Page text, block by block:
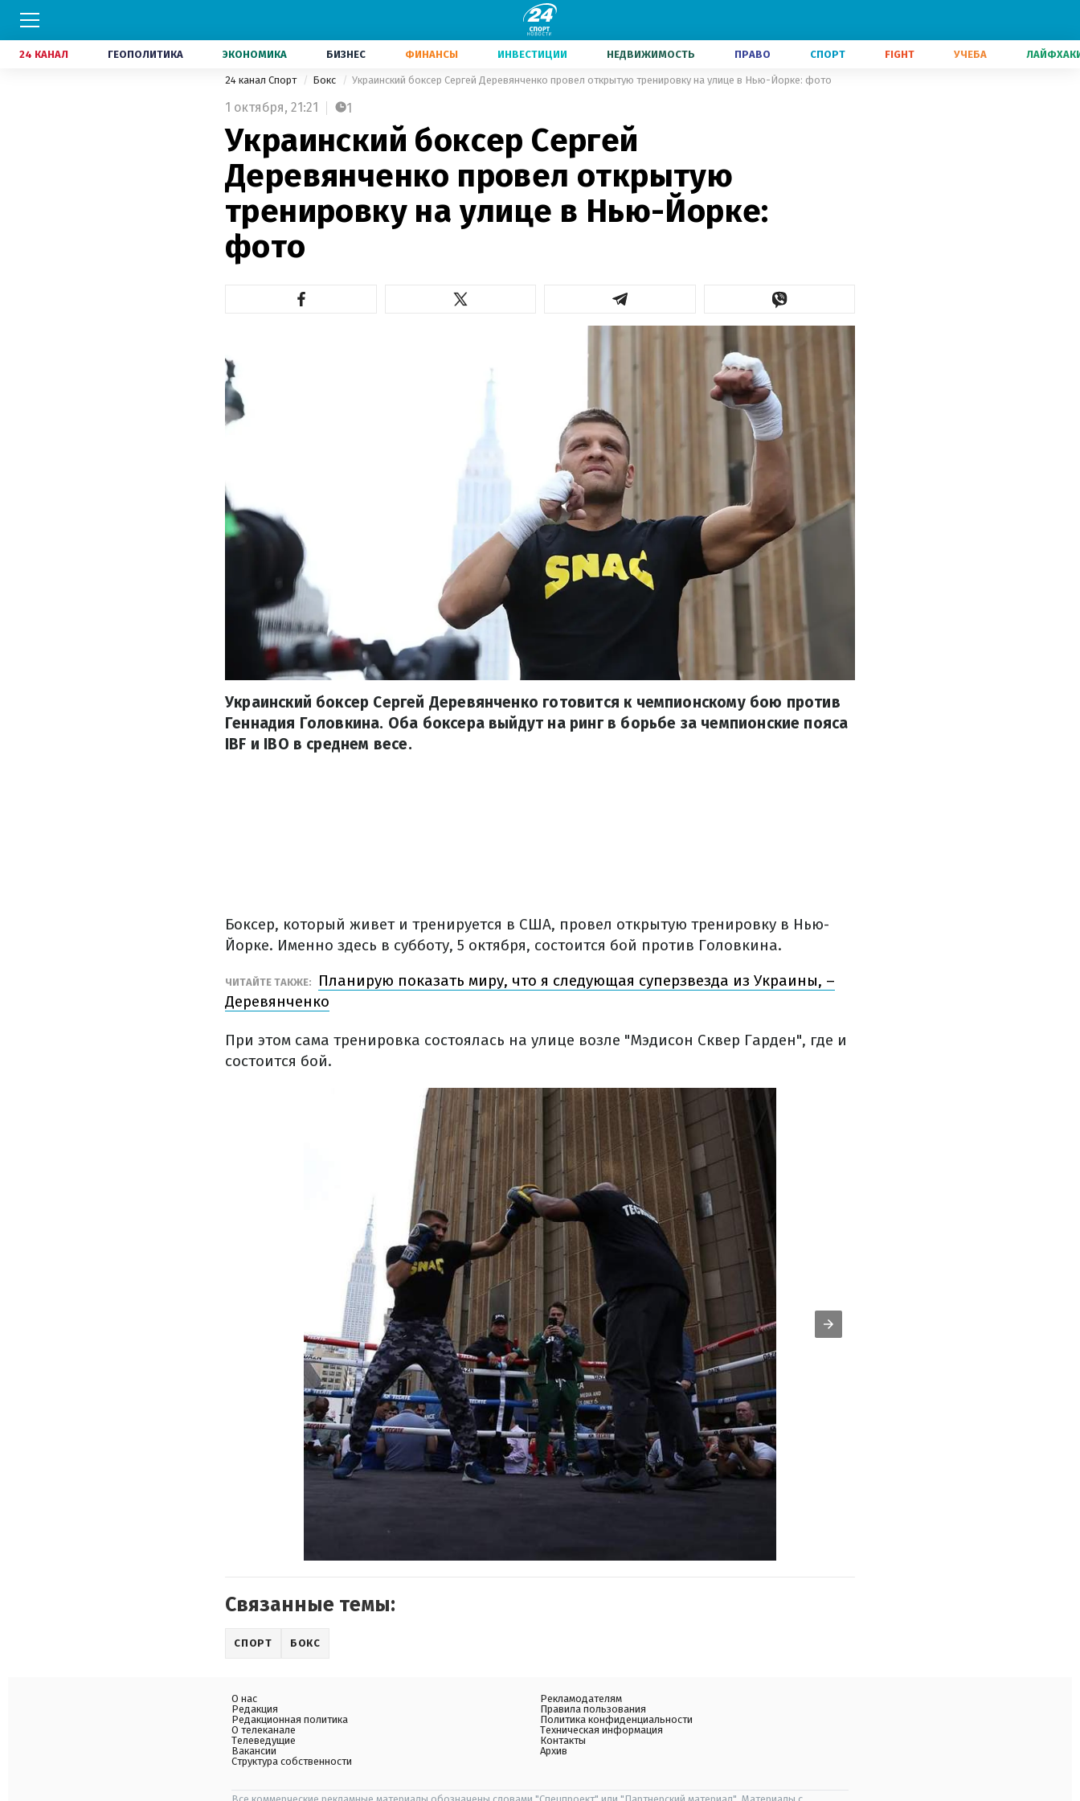
24 КАНАЛ ГЕОПОЛИТИКА ЭКОНОМИКА БИЗНЕС ФИНАНСЫ ИНВЕСТИЦИИ НЕДВИЖИМОСТЬ ПРАВО СПОРТ FIGHT УЧЕБА
24 канал Спорт Бокс Украинский боксер Сергей Деревянченко провел открытую тренировку на улице в Нью-Йорке: фото
1 октября, 21:21 1
Украинский боксер Сергей
Деревянченко провел открытую
тренировку на улице в Нью-Йорке:
фото
Украинский боксер Сергей Деревянченко готовится к чемпионскому бою против
Геннадия Головкина. Оба боксера выйдут на ринг в борьбе за чемпионские пояса
IBF и IBO в среднем весе.
Боксер, который живет и тренируется в США, провел открытую тренировку в Нью-
Йорке. Именно здесь в субботу, 5 октября, состоится бой против Головкина.
ЧИТАЙТЕ ТАКЖЕ:
Планирую показать миру, что я следующая суперзвезда из Украины, –
Деревянченко
При этом сама тренировка состоялась на улице возле "Мэдисон Сквер Гарден", где и
состоится бой.
Связанные темы:
СПОРТ БОКС
О нас
Редакция
Редакционная политика
О телеканале
Телеведущие
Вакансии
Структура собственности
Рекламодателям
Правила пользования
Политика конфиденциальности
Техническая информация
Контакты
Архив